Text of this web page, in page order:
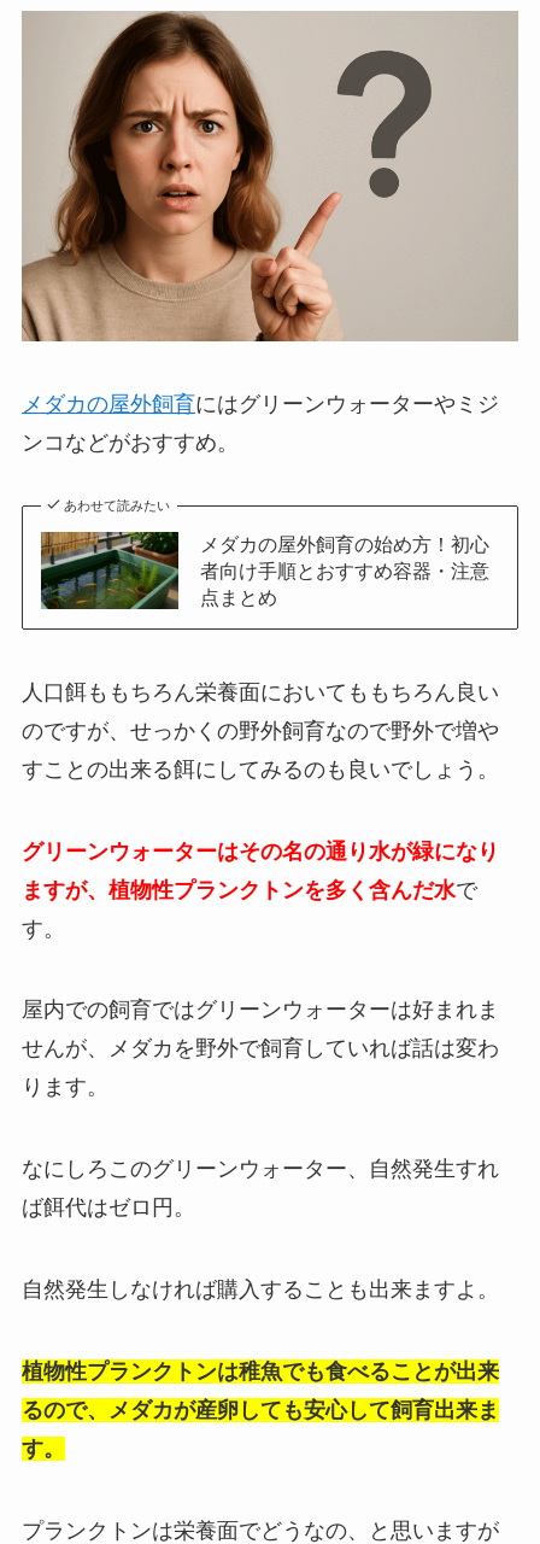
メダカの屋外飼育にはグリーンウォーターやミジ
ンコなどがおすすめ。
あわせて読みたい
メダカの屋外飼育の始め方！初心
者向け手順とおすすめ容器・注意
点まとめ
人口餌ももちろん栄養面においてももちろん良い
のですが、せっかくの野外飼育なので野外で増や
すことの出来る餌にしてみるのも良いでしょう。
グリーンウォーターはその名の通り水が緑になり
ますが、植物性プランクトンを多く含んだ水で
す。
屋内での飼育ではグリーンウォーターは好まれま
せんが、メダカを野外で飼育していれば話は変わ
ります。
なにしろこのグリーンウォーター、自然発生すれ
ば餌代はゼロ円。
自然発生しなければ購入することも出来ますよ。
植物性プランクトンは稚魚でも食べることが出来
るので、メダカが産卵しても安心して飼育出来ま
す。
プランクトンは栄養面でどうなの、と思いますが